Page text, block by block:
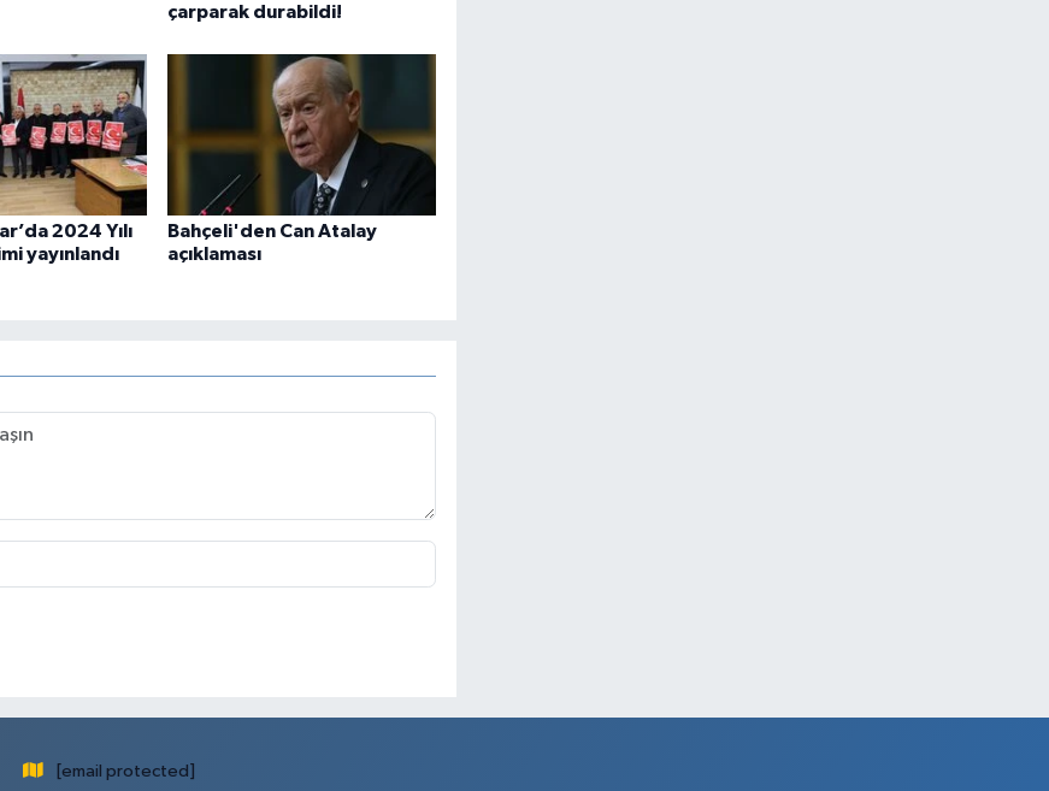
çarparak durabildi!
2024 Yılı
yayınlandı
Bahçeli'den Can Atalay
açıklaması
[email protected]